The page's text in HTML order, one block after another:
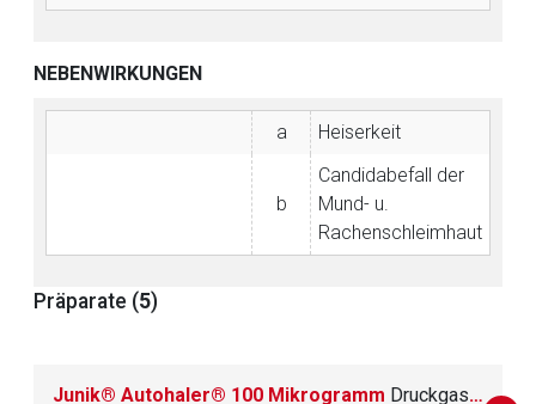
NEBENWIRKUNGEN
a Heiserkeit
b
Candidabefall der
Mund- u.
Rachenschleimhaut
Präparate (5)
Junik® Autohaler® 100 Mikrogramm Druckgasinhalation, Lösung
Seite. Für die Inhalte der externen Web-Seite ist deren
Betreiber verantwortlich. Ebenso gelten dort ggf. andere
Datenschutzbestimmungen.
Zurück zur rote-liste.de